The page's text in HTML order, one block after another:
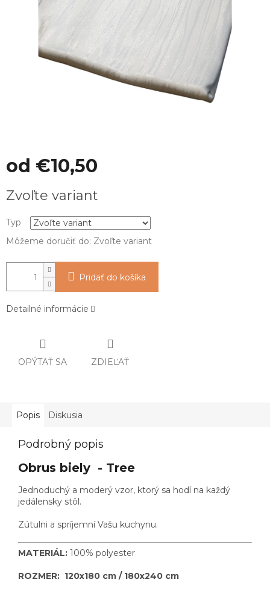
od €10,50
cena:
Zvoľte variant
Typ
Môžeme doručiť do: Zvoľte variant
Pridať do košíka
Detailné informácie
OPÝTAŤ SA ZDIEĽAŤ
Popis Diskusia
Podrobný popis
Obrus biely - Tree
Jednoduchý a moderý vzor, ktorý sa hodí na každý
jedálensky stôl.
Zútulni a spríjemní Vašu kuchynu.
MATERIÁL: 100% polyester
ROZMER: 120x180 cm / 180x240 cm